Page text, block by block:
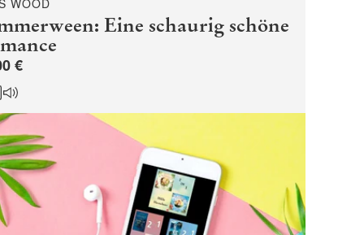
Eine schaurig schöne
€